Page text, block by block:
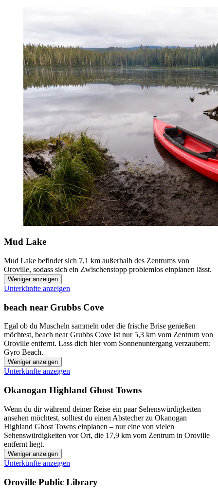
Mud Lake
Mud Lake befindet sich 7,1 km außerhalb des Zentrums von
Oroville, sodass sich ein Zwischenstopp problemlos einplanen lässt.
Weniger anzeigen
Unterkünfte anzeigen
beach near Grubbs Cove
Egal ob du Muscheln sammeln oder die frische Brise genießen
möchtest, beach near Grubbs Cove ist nur 5,3 km vom Zentrum von
Oroville entfernt. Lass dich hier vom Sonnenuntergang verzaubern:
Gyro Beach.
Weniger anzeigen
Unterkünfte anzeigen
Okanogan Highland Ghost Towns
Wenn du dir während deiner Reise ein paar Sehenswürdigkeiten
ansehen möchtest, solltest du einen Abstecher zu Okanogan
Highland Ghost Towns einplanen – nur eine von vielen
Sehenswürdigkeiten vor Ort, die 17,9 km vom Zentrum in Oroville
entfernt liegt.
Weniger anzeigen
Unterkünfte anzeigen
Oroville Public Library